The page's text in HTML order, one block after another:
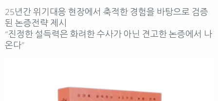
25년간 위기대응 현장에서 축적한 경험을 바탕으로 검증
된 논증전략 제시
“진정한 설득력은 화려한 수사가 아닌 견고한 논증에서 나
온다”